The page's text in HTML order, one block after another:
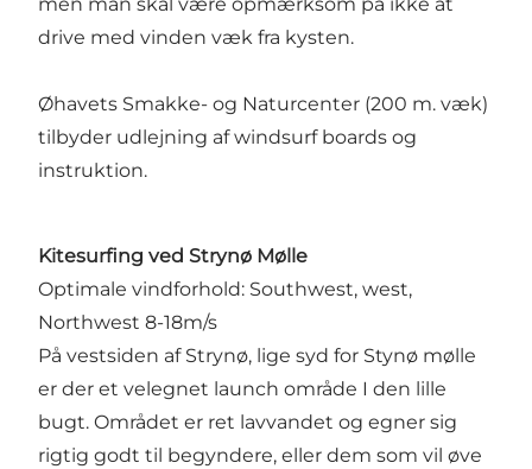
men man skal være opmærksom på ikke at
drive med vinden væk fra kysten.
Øhavets Smakke- og Naturcenter (200 m. væk)
tilbyder udlejning af windsurf boards og
instruktion.
Kitesurfing ved Strynø Mølle
Optimale vindforhold: Southwest, west,
Northwest 8-18m/s
På vestsiden af Strynø, lige syd for Stynø mølle
er der et velegnet launch område I den lille
bugt. Området er ret lavvandet og egner sig
rigtig godt til begyndere, eller dem som vil øve